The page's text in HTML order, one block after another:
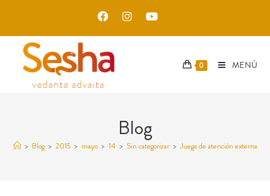
0 MENÚ
Blog
> Blog > 2015 > mayo > 14 > Sin categorizar > Juego de atención externa: